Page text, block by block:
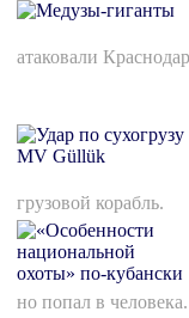
атаковали
грузовой корабль.
но попал в человека.